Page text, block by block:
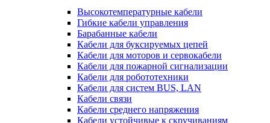
Высокотемпературные кабели
Гибкие кабели управления
Барабанные кабели
Кабели для буксируемых цепей
Кабели для моторов и сервокабели
Кабели для пожарной сигнализации
Кабели для робототехники
Кабели для систем BUS, LAN
Кабели связи
Кабели среднего напряжения
Кабели устойчивые к скручиваниям